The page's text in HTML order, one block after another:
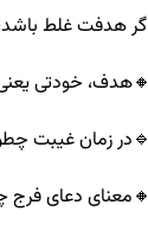
هدفت غلط
🔸️هدف، خودتی
🔹️در زمان غیبت
🔸️معنای دعای